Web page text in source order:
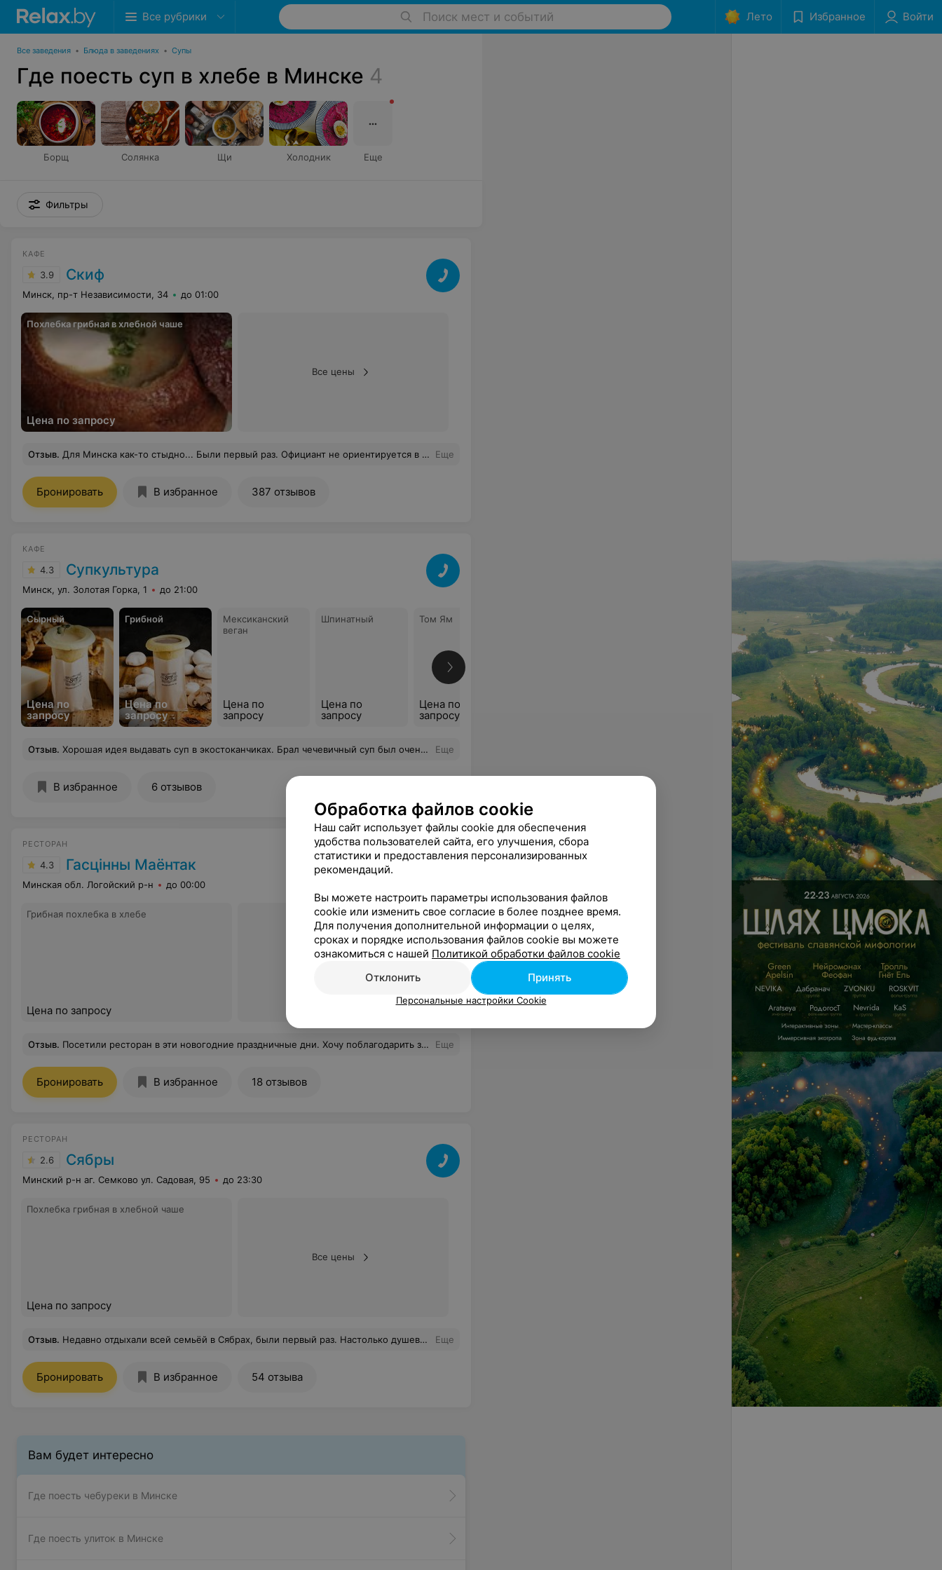
Все рубрики Поиск мест и событий Лето Избранное Войти
Все заведения • Блюда в заведениях • Супы
Где поесть суп в хлебе в Минске 4
Борщ Солянка Щи Холодник Еще
Фильтры
КАФЕ
3.9 Скиф
Минск, пр-т Независимости, 34 до 01:00
Похлебка грибная в хлебной чаше
Цена по запросу
Все цены
Отзыв. Для Минска как-то стыдно... Были первый раз. Официант не ориентируется в меню и блюдах. При полупустом зале приходится долго его ждать, на кнопку вызова не реагирует. Заказаны торт с кофе нам так и не принесли, вспомнили, когда попросили счет. Вместо извинений мы услышали, что мы должны были его позвать, хотя на кнопку давили 3 раза. Еще
Бронировать В избранное 387 отзывов
КАФЕ
4.3 Супкультура
Минск, ул. Золотая Горка, 1 до 21:00
Сырный
Цена по
запросу
Грибной
Цена по
запросу
Мексиканский
веган
Цена по
запросу
Шпинатный
Цена по
запросу
Том Ям
Цена по
запросу
Отзыв. Хорошая идея выдавать суп в экостоканчиках. Брал чечевичный суп был очень вкусным. Персонал вежливый отдали мой заказ меньше, чем за минуту) Еще
В избранное 6 отзывов
РЕСТОРАН
4.3 Гасцiнны Маёнтак
Минская обл. Логойский р-н до 00:00
Грибная похлебка в хлебе
Цена по запросу
Все цены
Отзыв. Посетили ресторан в эти новогодние праздничные дни. Хочу поблагодарить за вкусную еду и быстрое обслуживание. Работает и бистро, и ресторан. На бистро по- дешевле, хотя порции большие и вкусные. Ресторанное меню чуть дороже, но не выше, чем в других заведениях. Официанты молодцы, работают слажено , быстро. Из горнолыжных комплексов Минского района, предпочтение отдаю этому заведению. Спасибо. Процветания ! Еще
Бронировать В избранное 18 отзывов
РЕСТОРАН
2.6 Сябры
Минский р-н аг. Семково ул. Садовая, 95 до 23:30
Похлебка грибная в хлебной чаше
Цена по запросу
Все цены
Отзыв. Недавно отдыхали всей семьёй в Сябрах, были первый раз. Настолько душевное и уютное место!!! Девочки официанты - милые, внимательные, даже уделили внимание нашему малышу! Мы были приятно удивлены такому сервису! С радостью вернёмся сюда снова и будем рекомендовать друзьям и знакомым! Еще
Бронировать В избранное 54 отзыва
Вам будет интересно
Где поесть чебуреки в Минске
Где поесть улиток в Минске
Обработка файлов cookie
Наш сайт использует файлы cookie для обеспечения
удобства пользователей сайта, его улучшения, сбора
статистики и предоставления персонализированных
рекомендаций.
Вы можете настроить параметры использования файлов
cookie или изменить свое согласие в более позднее время.
Для получения дополнительной информации о целях,
сроках и порядке использования файлов cookie вы можете
ознакомиться с нашей Политикой обработки файлов cookie
Отклонить
Принять
Персональные настройки Cookie